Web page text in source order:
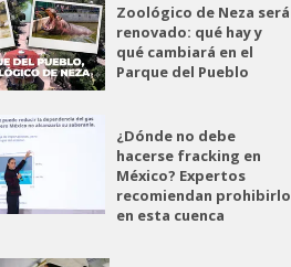
Zoológico de Neza será
renovado: qué hay y
qué cambiará en el
Parque del Pueblo
¿Dónde no debe
hacerse fracking en
México? Expertos
recomiendan prohibirlo
en esta cuenca